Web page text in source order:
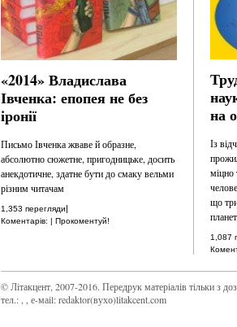
«2014» Владислава
Івченка: епопея не без
іронії
Письмо Івченка жваве й образне,
абсолютно сюжетне, пригодницьке, досить
анекдотичне, здатне бути до смаку вельми
різним читачам
1,353 перегляди|
Коментарів: | Прокоментуй!
на
Із
міцно
що
1,087
© Літакцент, 2007-2016. Передрук матеріалів тільки з
тел.:
, е-маіl:redaktor(вухо)litakcent.com